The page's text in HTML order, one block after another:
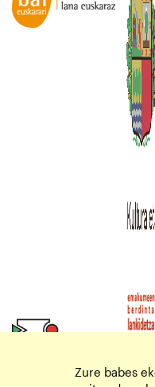
Zure babes